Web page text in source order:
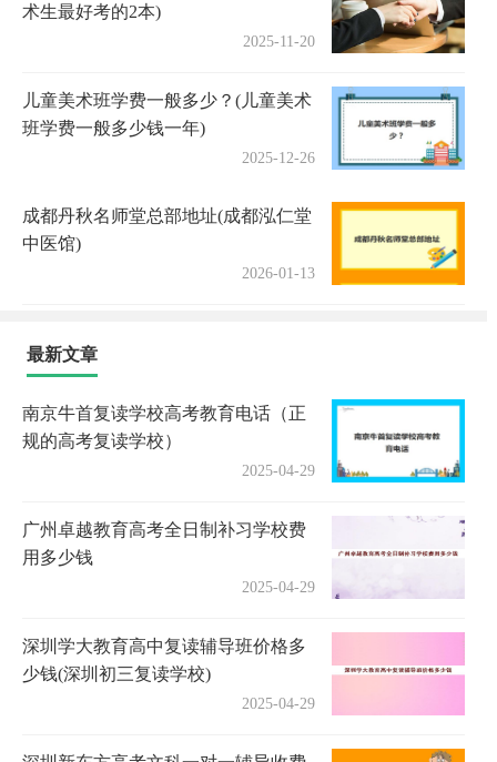
术生最好考的2本)
2025-11-20
儿童美术班学费一般多少？(儿童美术
班学费一般多少钱一年)
2025-12-26
成都丹秋名师堂总部地址(成都泓仁堂
中医馆)
2026-01-13
最新文章
南京牛首复读学校高考教育电话（正
规的高考复读学校）
2025-04-29
广州卓越教育高考全日制补习学校费
用多少钱
2025-04-29
深圳学大教育高中复读辅导班价格多
少钱(深圳初三复读学校)
2025-04-29